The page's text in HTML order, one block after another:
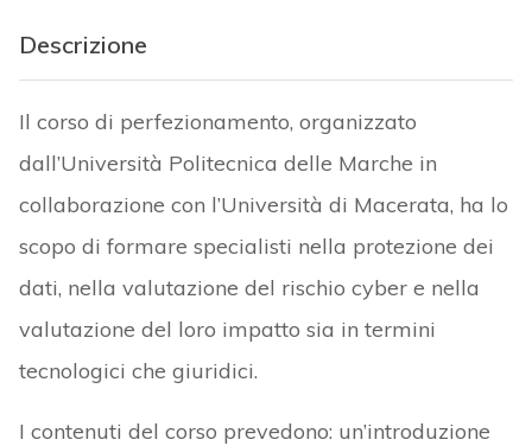
Descrizione
Il corso di perfezionamento, organizzato
dall’Università Politecnica delle Marche in
collaborazione con l’Università di Macerata, ha lo
scopo di formare specialisti nella protezione dei
dati, nella valutazione del rischio cyber e nella
valutazione del loro impatto sia in termini
tecnologici che giuridici.
I contenuti del corso prevedono: un’introduzione